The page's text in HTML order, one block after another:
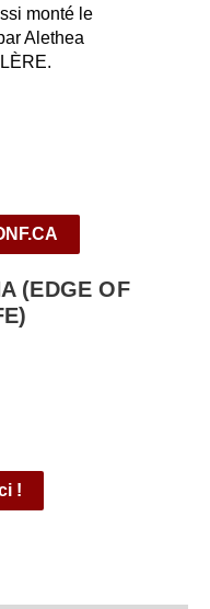
monté le
Alethea
(EDGE OF
!